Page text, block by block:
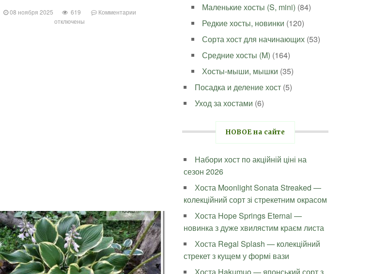
08 ноября 2025 619
Комментарии
отключены
Маленькие хосты (S, mini) (84)
Редкие хосты, новинки (120)
Сорта хост для начинающих (53)
Средние хосты (M) (164)
Хосты-мыши, мышки (35)
Посадка и деление хост (5)
Уход за хостами (6)
НОВОЕ на сайте
Набори хост по акційній ціні на
сезон 2026
Хоста Moonlight Sonata Streaked —
колекційний сорт зі стрекетним окрасом
Хоста Hope Springs Eternal —
новинка з дуже хвилястим краєм листа
Хоста Regal Splash — колекційний
стрекет з кущем у формі вази